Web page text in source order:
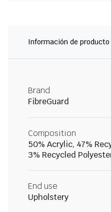
Información de producto
Brand
FibreGuard
Composition
50% Acrylic, 47%
3% Recycled
End use
Upholstery